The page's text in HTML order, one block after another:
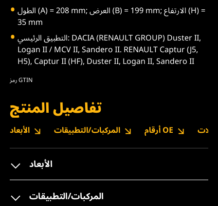
الطول (A) = 208 mm; العرض (B) = 199 mm; الارتفاع (H) =
35 mm
التطبيق الرئيسي: DACIA (RENAULT GROUP) Duster II,
Logan II / MCV II, Sandero II. RENAULT Captur (J5,
H5), Captur II (HF), Duster II, Logan II, Sandero II
رمز GTIN
تفاصيل المنتج
الأبعاد المركبات/التطبيقات أرقام OE
الأبعاد
المركبات/التطبيقات